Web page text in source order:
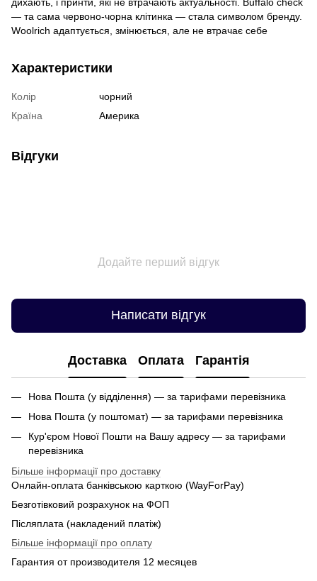
— та сама червоно-чорна клітинка — стала символом бренду.
Woolrich адаптується, змінюється, але не втрачає себе
Характеристики
Колір
чорний
Країна
Америка
Відгуки
Додайте перший відгук
Написати відгук
Доставка Оплата Гарантія
Нова Пошта (у відділення) — за тарифами перевізника
Нова Пошта (у поштомат) — за тарифами перевізника
Кур'єром Нової Пошти на Вашу адресу — за тарифами
перевізника
Більше інформації про доставку
Онлайн-оплата банківською карткою (WayForPay)
Безготівковий розрахунок на ФОП
Післяплата (накладений платіж)
Більше інформації про оплату
Гарантия от производителя 12 месяцев